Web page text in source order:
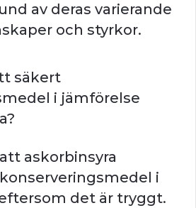
av deras varierande
och styrkor.
säkert
i jämförelse
askorbinsyra
i
det är tryggt.